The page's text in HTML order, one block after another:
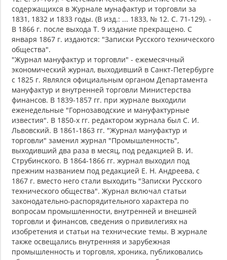
содержащихся в Журнале мунафактур и торговли за
1831, 1832 и 1833 годы. (В изд.: ... 1833, № 12. С. 71-129). -
В 1866 г. после выхода Т. 9 издание прекращено. С
января 1867 г. издаются: "Записки Русского технического
общества".
"Журнал мануфактур и торговли" - ежемесячный
экономический журнал, выходивший в Санкт-Петербурге
с 1825 г. Являлся официальным органом Департамента
мануфактур и внутренней торговли Министерства
финансов. В 1839-1857 гг. при журнале выходили
еженедельные "Горнозаводские и мануфактурные
известия". В 1850-х гг. редактором журнала был С. И.
Львовский. В 1861-1863 гг. "Журнал мануфактур и
торговли" заменил журнал "Промышленность",
выходивший два раза в месяц, под редакцией В. И.
Струбинского. В 1864-1866 гг. журнал выходил под
прежним названием под редакцией Е. Н. Андреева, с
1867 г. вместо него стали выходить "Записки Русского
технического общества". Журнал включал статьи
законодательно-распорядительного характера по
вопросам промышленности, внутренней и внешней
торговли и финансов, сведения о привилегиях на
изобретения и статьи на технические темы. В журнале
также освещались внутренняя и зарубежная
промышленность и торговля, хроника, публиковались